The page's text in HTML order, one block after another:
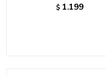
$ 1.199